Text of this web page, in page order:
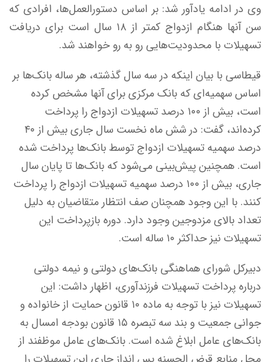
وی در ادامه یادآور شد: بر اساس دستورالعمل‌ها، افرادی که
سن آنها هنگام ازدواج کمتر از ۱۸ سال است برای دریافت
تسهیلات با محدودیت‌هایی رو به رو خواهند شد.
قیطاسی با بیان اینکه در سه سال گذشته، هر ساله بانک‌ها بر
اساس سهمیه‌ای که بانک مرکزی برای آنها مشخص کرده
است، بیش از ۱۰۰ درصد تسهیلات ازدواج را پرداخت
کرده‌اند، گفت: در شش ماه نخست سال جاری بیش از ۴۰
درصد سهمیه تسهیلات ازدواج توسط بانک‌ها پرداخت شده
است. همچنین پیش‌بینی می‌شود که بانک‌ها تا پایان سال
جاری، بیش از ۱۰۰ درصد سهمیه تسهیلات ازدواج را پرداخت
کنند. با این وجود همچنان صف انتظار متقاضیان به دلیل
تعداد بالای مزدوجین وجود دارد. دوره بازپرداخت این
تسهیلات نیز حداکثر ۱۰ ساله است.
دبیرکل شورای هماهنگی بانک‌های دولتی و نیمه دولتی
درباره پرداخت تسهیلات فرزندآوری، اظهار داشت: این
تسهیلات نیز با توجه به ماده ۱۰ قانون حمایت از خانواده و
جوانی جمعیت و بند سه تبصره ۱۵ قانون بودجه امسال به
بانک‌های عامل ابلاغ شده است. بانک‌های عامل موظفند از